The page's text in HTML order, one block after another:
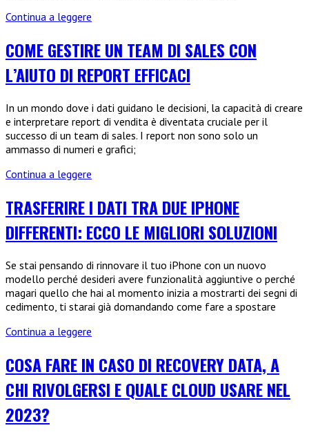
Continua a leggere
tools:
Come
l’intelligenza
artificiale
migliorare
le
operazioni
di
COME GESTIRE UN TEAM DI SALES CON
L’AIUTO DI REPORT EFFICACI
In un mondo dove i dati guidano le decisioni, la capacità di creare
e interpretare report di vendita è diventata cruciale per il
successo di un team di sales. I report non sono solo un
ammasso di numeri e grafici;
Continua a leggere
un
Team
di
Sales
l’Aiuto
di
Report
Efficaci
TRASFERIRE I DATI TRA DUE IPHONE
DIFFERENTI: ECCO LE MIGLIORI SOLUZIONI
Se stai pensando di rinnovare il tuo iPhone con un nuovo
modello perché desideri avere funzionalità aggiuntive o perché
magari quello che hai al momento inizia a mostrarti dei segni di
cedimento, ti starai già domandando come fare a spostare
Continua a leggere
dati
tra
due
iPhone
COSA FARE IN CASO DI RECOVERY DATA, A
CHI RIVOLGERSI E QUALE CLOUD USARE NEL
2023?